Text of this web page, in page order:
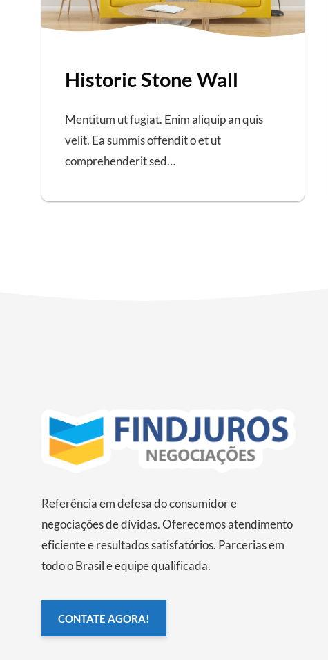
Historic Stone Wall
Mentitum ut fugiat. Enim aliquip an quis
velit. Ea summis offendit o et ut
comprehenderit sed…
Referência em defesa do consumidor e
negociações de dívidas. Oferecemos atendimento
eficiente e resultados satisfatórios. Parcerias em
todo o Brasil e equipe qualificada.
CONTATE AGORA!